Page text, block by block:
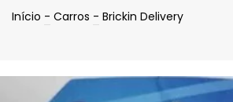
Início - Carros - Brickin Delivery